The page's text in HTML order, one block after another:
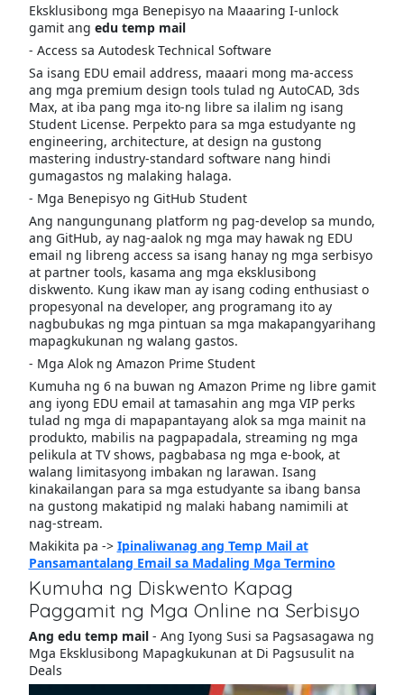
Eksklusibong mga Benepisyo na Maaaring I-unlock
gamit ang edu temp mail
- Access sa Autodesk Technical Software
Sa isang EDU email address, maaari mong ma-access
ang mga premium design tools tulad ng AutoCAD, 3ds
Max, at iba pang mga ito-ng libre sa ilalim ng isang
Student License. Perpekto para sa mga estudyante ng
engineering, architecture, at design na gustong
mastering industry-standard software nang hindi
gumagastos ng malaking halaga.
- Mga Benepisyo ng GitHub Student
Ang nangungunang platform ng pag-develop sa mundo,
ang GitHub, ay nag-aalok ng mga may hawak ng EDU
email ng libreng access sa isang hanay ng mga serbisyo
at partner tools, kasama ang mga eksklusibong
diskwento. Kung ikaw man ay isang coding enthusiast o
propesyonal na developer, ang programang ito ay
nagbubukas ng mga pintuan sa mga makapangyarihang
mapagkukunan ng walang gastos.
- Mga Alok ng Amazon Prime Student
Kumuha ng 6 na buwan ng Amazon Prime ng libre gamit
ang iyong EDU email at tamasahin ang mga VIP perks
tulad ng mga di mapapantayang alok sa mga mainit na
produkto, mabilis na pagpapadala, streaming ng mga
pelikula at TV shows, pagbabasa ng mga e-book, at
walang limitasyong imbakan ng larawan. Isang
kinakailangan para sa mga estudyante sa ibang bansa
na gustong makatipid ng malaki habang namimili at
nag-stream.
Makikita pa -> Ipinaliwanag ang Temp Mail at
Pansamantalang Email sa Madaling Mga Termino
Kumuha ng Diskwento Kapag
Paggamit ng Mga Online na Serbisyo
Ang edu temp mail- Ang Iyong Susi sa Pagsasagawa ng
Mga Eksklusibong Mapagkukunan at Di Pagsusulit na
Deals